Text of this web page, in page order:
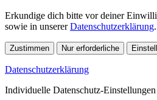
Erkundige dich bitte vor deiner
sowie in unsererDatenschutzerklärung.
Zustimmen Nur erforderliche
Datenschutzerklärung
Individuelle Datenschutz-Einstellungen